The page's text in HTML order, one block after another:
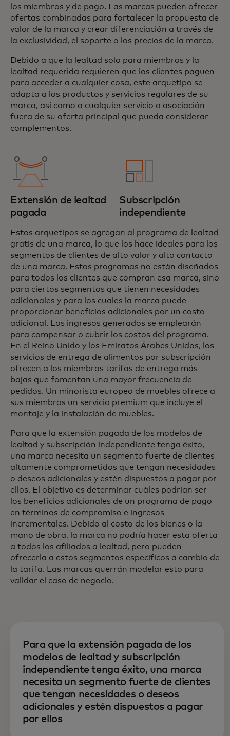
los miembros y de pago. Las marcas pueden ofrecer
ofertas combinadas para fortalecer la propuesta de
valor de la marca y crear diferenciación a través de
la exclusividad, el soporte o los precios de la marca.
Debido a que la lealtad solo para miembros y la
lealtad requerida requieren que los clientes paguen
para acceder a cualquier cosa, este arquetipo se
adapta a los productos y servicios regulares de su
marca, así como a cualquier servicio o asociación
fuera de su oferta principal que pueda considerar
complementos.
Extensión de lealtad
pagada
Subscripción
independiente
Estos arquetipos se agregan al programa de lealtad
gratis de una marca, lo que los hace ideales para los
segmentos de clientes de alto valor y alto contacto
de una marca. Estos programas no están diseñados
para todos los clientes que compran esa marca, sino
para ciertos segmentos que tienen necesidades
adicionales y para los cuales la marca puede
proporcionar beneficios adicionales por un costo
adicional. Los ingresos generados se emplearán
para compensar o cubrir los costos del programa.
En el Reino Unido y los Emiratos Árabes Unidos, los
servicios de entrega de alimentos por subscripción
ofrecen a los miembros tarifas de entrega más
bajas que fomentan una mayor frecuencia de
pedidos. Un minorista europeo de muebles ofrece a
sus miembros un servicio premium que incluye el
montaje y la instalación de muebles.
Para que la extensión pagada de los modelos de
lealtad y subscripción independiente tenga éxito,
una marca necesita un segmento fuerte de clientes
altamente comprometidos que tengan necesidades
o deseos adicionales y estén dispuestos a pagar por
ellos. El objetivo es determinar cuáles podrían ser
los beneficios adicionales de un programa de pago
en términos de compromiso e ingresos
incrementales. Debido al costo de los bienes o la
mano de obra, la marca no podría hacer esta oferta
a todos los afiliados a lealtad, pero pueden
ofrecerla a estos segmentos específicos a cambio de
la tarifa. Las marcas querrán modelar esto para
validar el caso de negocio.
Para que la extensión pagada de los
modelos de lealtad y subscripción
independiente tenga éxito, una marca
necesita un segmento fuerte de clientes
que tengan necesidades o deseos
adicionales y estén dispuestos a pagar
por ellos